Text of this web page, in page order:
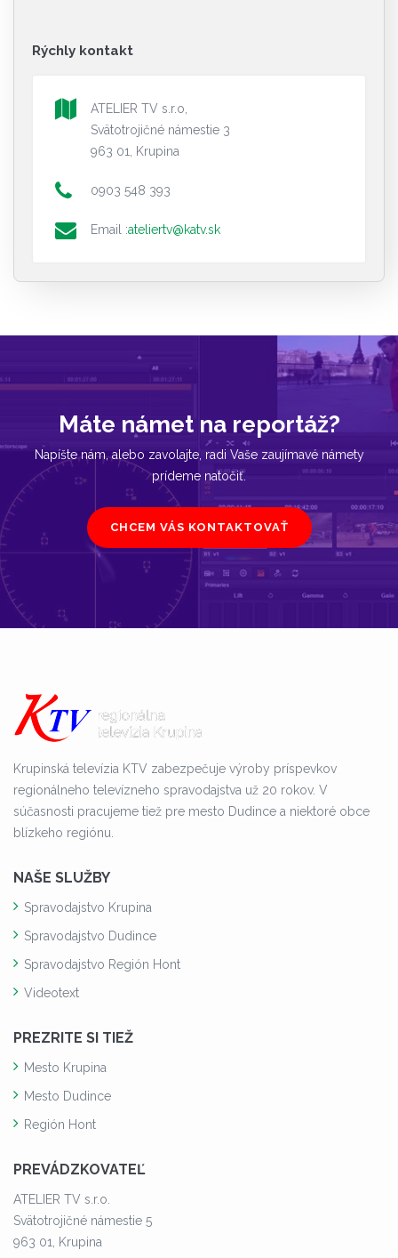
Rýchly kontakt
ATELIER TV s.r.o,
Svätotrojičné námestie 3
963 01, Krupina
0903 548 393
Email :ateliertv@katv.sk
Máte námet na reportáž?
Napíšte nám, alebo zavolajte, radi Vaše zaujímavé námety
prídeme natočiť.
CHCEM VÁS KONTAKTOVAŤ
Krupinská televízia KTV zabezpečuje výroby príspevkov
regionálneho televízneho spravodajstva už 20 rokov. V
súčasnosti pracujeme tiež pre mesto Dudince a niektoré obce
blízkeho regiónu.
NAŠE SLUŽBY
Spravodajstvo Krupina
Spravodajstvo Dudince
Spravodajstvo Región Hont
Videotext
PREZRITE SI TIEŽ
Mesto Krupina
Mesto Dudince
Región Hont
PREVÁDZKOVATEĽ
ATELIER TV s.r.o.
Svätotrojičné námestie 5
963 01, Krupina